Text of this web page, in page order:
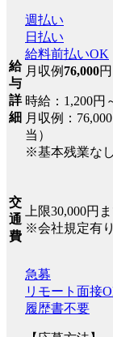
給
与
詳
細
週払い
日払い
給料前払いOK
月収例 76,000円
時給：1,200円
月収例：
当）
※基本残業なし
交
通
費
上限30,000円
※会社規定有り
急募
リモート面接
履歴書不要